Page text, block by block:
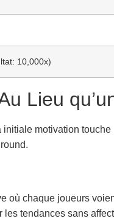
10,000x)
Lieu
motivation
où chaque joueurs
tendances sans